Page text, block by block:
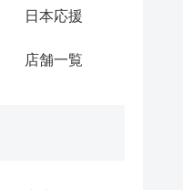
日本応援
店舗一覧